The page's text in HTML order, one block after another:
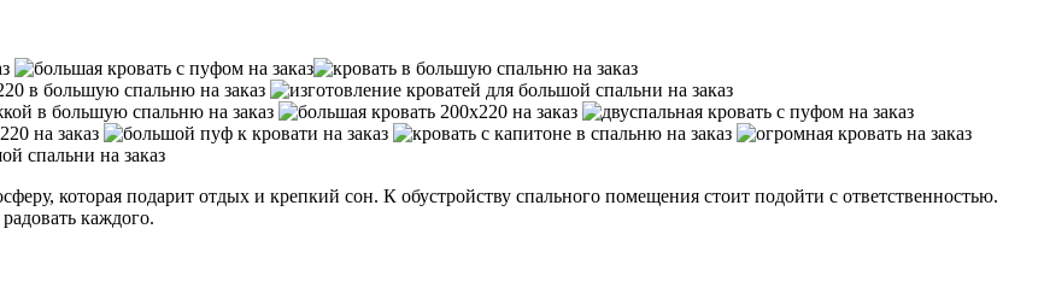
которая подарит отдых и крепкий сон. К обустройству спального помещения стоит подойти с ответственностью.
каждого.